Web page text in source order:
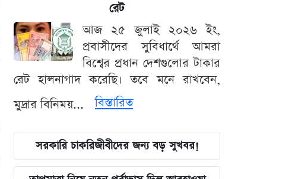
রেট
আজ ২৫ জুলাই ২০২৬ ইং,
প্রবাসীদের সুবিধার্থে আমরা
বিশ্বের প্রধান দেশগুলোর টাকার
রেট হালনাগাদ করেছি। তবে মনে রাখবেন,
মুদ্রার বিনিময়...
বিস্তারিত
সরকারি চাকরিজীবীদের জন্য বড় সুখবর!